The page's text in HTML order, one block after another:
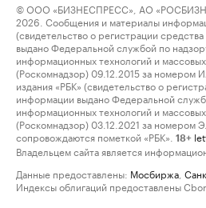
© ООО «БИЗНЕСПРЕСС», АО
2026. Сообщения и материалы
(свидетельство о регистрации
выдано Федеральной службой по
информационных технологий и
(Роскомнадзор) 09.12.2015 за
издания «РБК» (свидетельство о
информации выдано Федеральной
информационных технологий и
(Роскомнадзор) 03.12.2021 за
сопровождаются пометкой «РБК».
18+
Владельцем сайта является
Данные предоставлены: Мосбиржа
Индексы облигаций предоставлены